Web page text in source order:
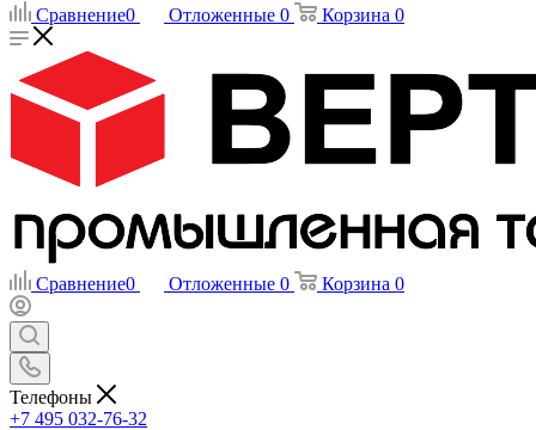
Сравнение0 Отложенные 0 Корзина 0
Сравнение0 Отложенные 0 Корзина 0
Телефоны
+7 495 032-76-32